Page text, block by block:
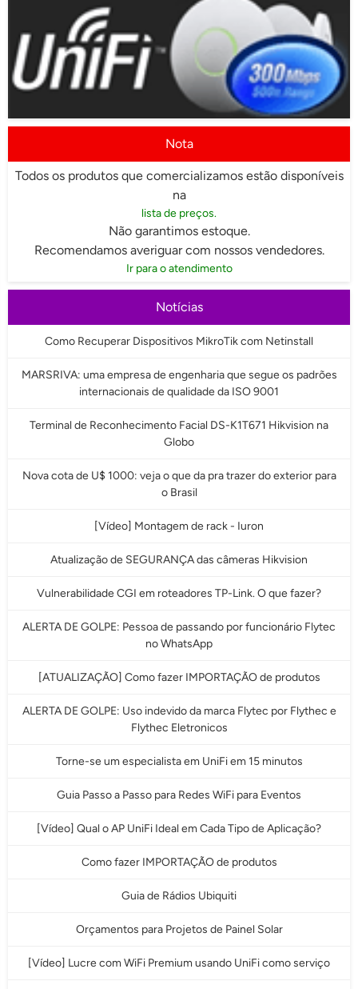
Nota
Todos os produtos que comercializamos estão disponíveis
na
lista de preços.
Não garantimos estoque.
Recomendamos averiguar com nossos vendedores.
Ir para o atendimento
Notícias
Como Recuperar Dispositivos MikroTik com Netinstall
MARSRIVA: uma empresa de engenharia que segue os padrões
internacionais de qualidade da ISO 9001
Terminal de Reconhecimento Facial DS-K1T671 Hikvision na
Globo
Nova cota de U$ 1000: veja o que da pra trazer do exterior para
o Brasil
[Vídeo] Montagem de rack - Iuron
Atualização de SEGURANÇA das câmeras Hikvision
Vulnerabilidade CGI em roteadores TP-Link. O que fazer?
ALERTA DE GOLPE: Pessoa de passando por funcionário Flytec
no WhatsApp
[ATUALIZAÇÃO] Como fazer IMPORTAÇÃO de produtos
ALERTA DE GOLPE: Uso indevido da marca Flytec por Flythec e
Flythec Eletronicos
Torne-se um especialista em UniFi em 15 minutos
Guia Passo a Passo para Redes WiFi para Eventos
[Vídeo] Qual o AP UniFi Ideal em Cada Tipo de Aplicação?
Como fazer IMPORTAÇÃO de produtos
Guia de Rádios Ubiquiti
Orçamentos para Projetos de Painel Solar
[Vídeo] Lucre com WiFi Premium usando UniFi como serviço